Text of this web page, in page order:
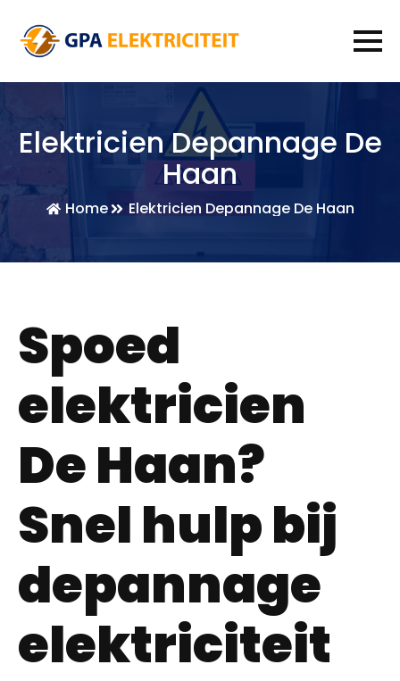
Elektricien Depannage De
Haan
Home Elektricien Depannage De Haan
Spoed
elektricien
De Haan?
Snel hulp bij
depannage
elektriciteit